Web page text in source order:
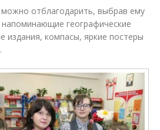
отблагодарить, выбрав ему
географические
издания, компасы, яркие постеры